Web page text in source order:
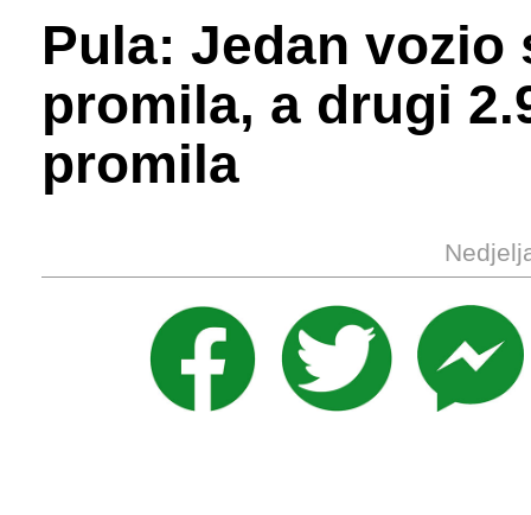
Pula: Jedan vozio
promila, a drugi
promila